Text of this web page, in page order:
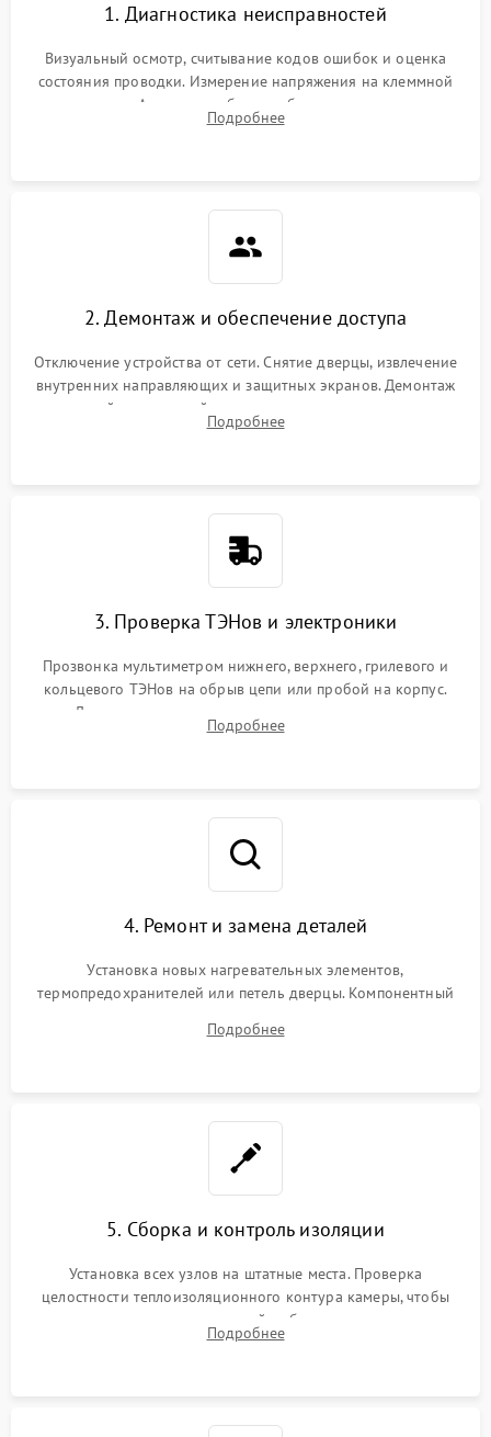
1. Диагностика неисправностей
Визуальный осмотр, считывание кодов ошибок и оценка
состояния проводки. Измерение напряжения на клеммной
колодке. Анализ жалоб на проблемы с нагревом,
конвекцией, панелью управления или блокировкой дверцы.
Подробнее
2. Демонтаж и обеспечение доступа
Отключение устройства от сети. Снятие дверцы, извлечение
внутренних направляющих и защитных экранов. Демонтаж
задней или верхней панели для прямого доступа к
нагревательным элементам, плате и вентиляторам.
Подробнее
3. Проверка ТЭНов и электроники
Прозвонка мультиметром нижнего, верхнего, грилевого и
кольцевого ТЭНов на обрыв цепи или пробой на корпус.
Диагностика термостата, датчиков температуры,
переключателя режимов и мотора конвекции.
Подробнее
4. Ремонт и замена деталей
Установка новых нагревательных элементов,
термопредохранителей или петель дверцы. Компонентный
выгоревших реле, восстановление контактов и замена
Подробнее
5. Сборка и контроль изоляции
Установка всех узлов на штатные места. Проверка
целостности теплоизоляционного контура камеры, чтобы
исключить перегрев кухонной мебели и потерю тепла.
Надежная фиксация клемм и сборка корпуса шкафа.
Подробнее